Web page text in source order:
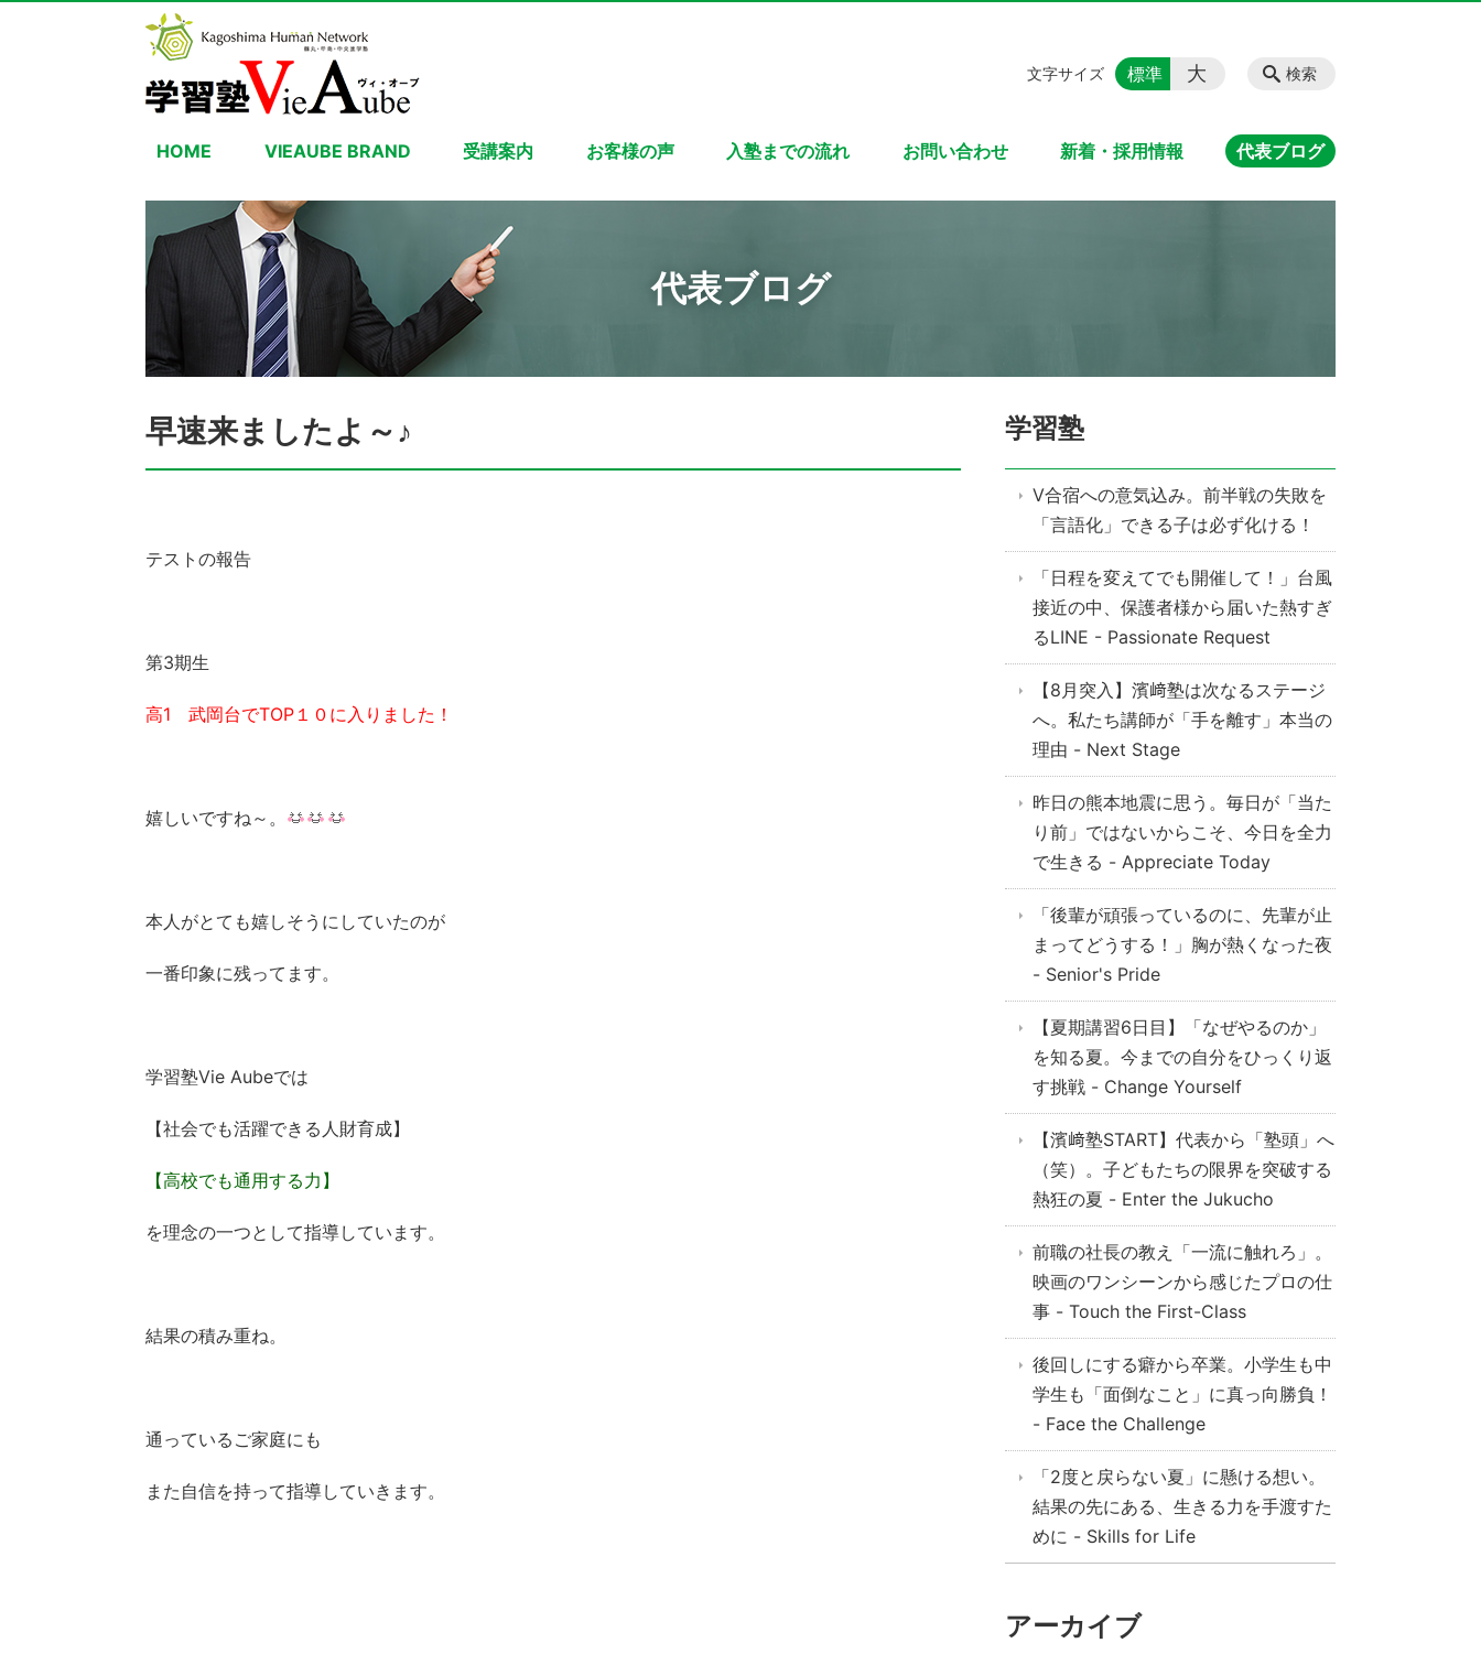
HOME VIEAUBE BRAND 受講案内 お客様の声 入塾までの流れ お問い合わせ 新着・採用情報 代表ブログ
検索
文字サイズ 標準 大
代表ブログ
早速来ましたよ～♪
テストの報告
第3期生
高1 武岡台でTOP１０に入りました！
嬉しいですね～。
本人がとても嬉しそうにしていたのが
一番印象に残ってます。
学習塾Vie Aubeでは
【社会でも活躍できる人財育成】
【高校でも通用する力】
を理念の一つとして指導しています。
結果の積み重ね。
通っているご家庭にも
また自信を持って指導していきます。
学習塾
V合宿への意気込み。前半戦の失敗を
「言語化」できる子は必ず化ける！
「日程を変えてでも開催して！」台風
接近の中、保護者様から届いた熱すぎ
るLINE - Passionate Request
【8月突入】濱﨑塾は次なるステージ
へ。私たち講師が「手を離す」本当の
理由 - Next Stage
昨日の熊本地震に思う。毎日が「当た
り前」ではないからこそ、今日を全力
で生きる - Appreciate Today
「後輩が頑張っているのに、先輩が止
まってどうする！」胸が熱くなった夜
- Senior's Pride
【夏期講習6日目】「なぜやるのか」
を知る夏。今までの自分をひっくり返
す挑戦 - Change Yourself
【濱﨑塾START】代表から「塾頭」へ
（笑）。子どもたちの限界を突破する
熱狂の夏 - Enter the Jukucho
前職の社長の教え「一流に触れろ」。
映画のワンシーンから感じたプロの仕
事 - Touch the First-Class
後回しにする癖から卒業。小学生も中
学生も「面倒なこと」に真っ向勝負！
- Face the Challenge
「2度と戻らない夏」に懸ける想い。
結果の先にある、生きる力を手渡すた
めに - Skills for Life
アーカイブ